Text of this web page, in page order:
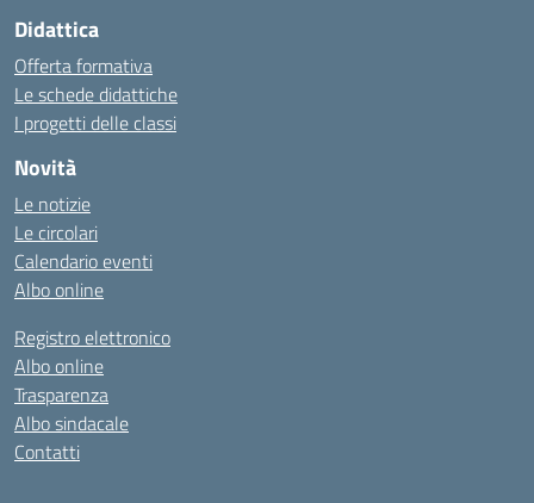
Didattica
Offerta formativa
Le schede didattiche
I progetti delle classi
Novità
Le notizie
Le circolari
Calendario eventi
Albo online
Registro elettronico
Albo online
Trasparenza
Albo sindacale
Contatti